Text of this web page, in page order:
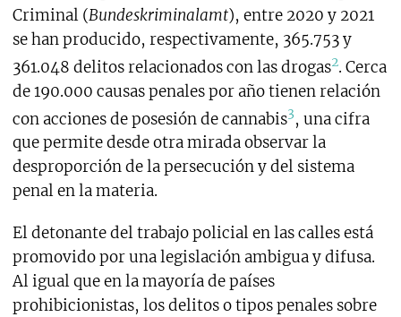
Criminal (Bundeskriminalamt), entre 2020 y 2021
se han producido, respectivamente, 365.753 y
361.048 delitos relacionados con las drogas2. Cerca
de 190.000 causas penales por año tienen relación
con acciones de posesión de cannabis3, una cifra
que permite desde otra mirada observar la
desproporción de la persecución y del sistema
penal en la materia.
El detonante del trabajo policial en las calles está
promovido por una legislación ambigua y difusa.
Al igual que en la mayoría de países
prohibicionistas, los delitos o tipos penales sobre